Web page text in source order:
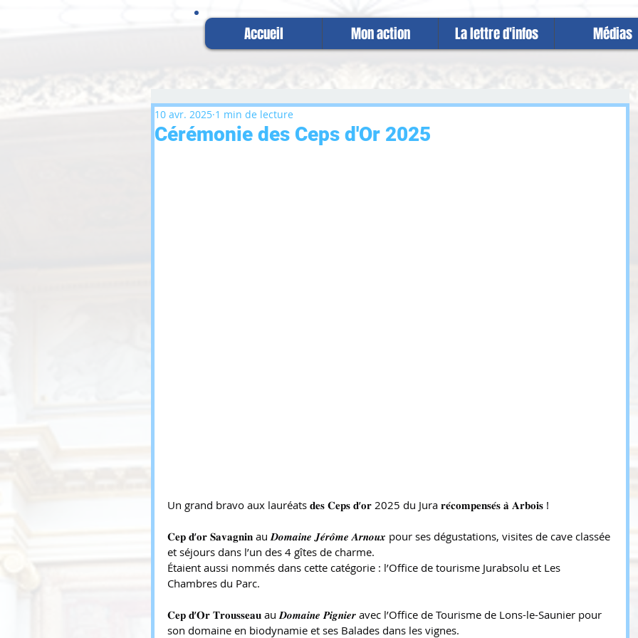
Accueil Mon action La lettre d'infos Médias
Cérémonie des Ceps d'Or 2025
10 avr. 2025 1 min de lecture
Un grand bravo aux lauréats 𝐝𝐞𝐬 𝐂𝐞𝐩𝐬 𝐝’𝐨𝐫 2025 du Jura 𝐫𝐞́𝐜𝐨𝐦𝐩𝐞𝐧𝐬𝐞́𝐬 𝐚̀ 𝐀𝐫𝐛𝐨𝐢𝐬 !
𝐂𝐞𝐩 𝐝’𝐨𝐫 𝐒𝐚𝐯𝐚𝐠𝐧𝐢𝐧 au 𝑫𝒐𝒎𝒂𝒊𝒏𝒆 𝑱𝒆́𝒓𝒐̂𝒎𝒆 𝑨𝒓𝒏𝒐𝒖𝒙 pour ses dégustations, visites de cave classée
et séjours dans l’un des 4 gîtes de charme.
Étaient aussi nommés dans cette catégorie : l’Office de tourisme Jurabsolu et Les
Chambres du Parc.
𝐂𝐞𝐩 𝐝’𝐎𝐫 𝐓𝐫𝐨𝐮𝐬𝐬𝐞𝐚𝐮 au 𝑫𝒐𝒎𝒂𝒊𝒏𝒆 𝑷𝒊𝒈𝒏𝒊𝒆𝒓 avec l’Office de Tourisme de Lons-le-Saunier pour
son domaine en biodynamie et ses Balades dans les vignes.